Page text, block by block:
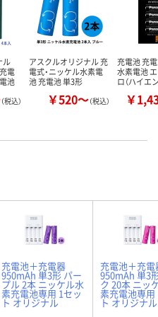
ル
電
池
（税込）
アスクルオリジナル 充
電式・ニッケル水素電
池 充電池 単3形
￥520～（税込）
充電池 充
水素電池
ロ（ハイエ
￥
充電池＋充電器
950mAh 単3形 パー
プル 2本 ニッケル水
素充電池専用 1セッ
ト オリジナル
充電池＋充電
950mAh 単3
ク 20本 ニッ
素充電池専用
ト オリジナル